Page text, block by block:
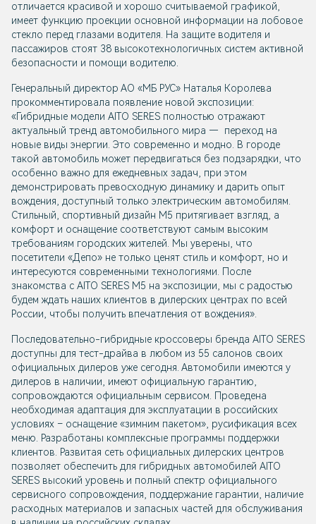
отличается красивой и хорошо считываемой графикой,
имеет функцию проекции основной информации на лобовое
стекло перед глазами водителя. На защите водителя и
пассажиров стоят 38 высокотехнологичных систем активной
безопасности и помощи водителю.
Генеральный директор АО «МБ РУС» Наталья Королева
прокомментировала появление новой экспозиции:
«Гибридные модели AITO SERES полностью отражают
актуальный тренд автомобильного мира — переход на
новые виды энергии. Это современно и модно. В городе
такой автомобиль может передвигаться без подзарядки, что
особенно важно для ежедневных задач, при этом
демонстрировать превосходную динамику и дарить опыт
вождения, доступный только электрическим автомобилям.
Стильный, спортивный дизайн М5 притягивает взгляд, а
комфорт и оснащение соответствуют самым высоким
требованиям городских жителей. Мы уверены, что
посетители «Депо» не только ценят стиль и комфорт, но и
интересуются современными технологиями. После
знакомства с AITO SERES M5 на экспозиции, мы с радостью
будем ждать наших клиентов в дилерских центрах по всей
России, чтобы получить впечатления от вождения».
Последовательно-гибридные кроссоверы бренда AITO SERES
доступны для тест-драйва в любом из 55 салонов своих
официальных дилеров уже сегодня. Автомобили имеются у
дилеров в наличии, имеют официальную гарантию,
сопровождаются официальным сервисом. Проведена
необходимая адаптация для эксплуатации в российских
условиях – оснащение «зимним пакетом», русификация всех
меню. Разработаны комплексные программы поддержки
клиентов. Развитая сеть официальных дилерских центров
позволяет обеспечить для гибридных автомобилей AITO
SERES высокий уровень и полный спектр официального
сервисного сопровождения, поддержание гарантии, наличие
расходных материалов и запасных частей для обслуживания